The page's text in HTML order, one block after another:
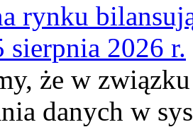
rynku
sierpnia 2026 r.
że w
danych w